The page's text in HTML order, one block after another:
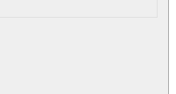
met unieke